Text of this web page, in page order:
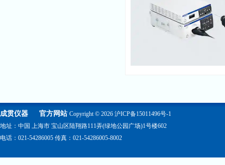
成贯仪器 官方网站 Copyright © 2026 沪ICP备15011496号-1
地址：中国 上海市 宝山区陆翔路111弄(绿地公园广场)1号楼602
电话：021-54286005 传真：021-54286005-8002